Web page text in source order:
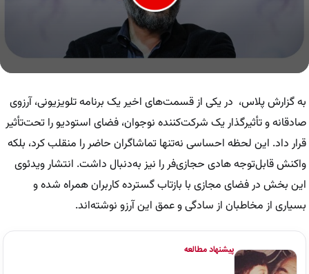
of
29
seconds
به گزارش پلاس، در یکی از قسمت‌های اخیر یک برنامه تلویزیونی، آرزوی
صادقانه و تأثیرگذار یک شرکت‌کننده نوجوان، فضای استودیو را تحت‌تأثیر
قرار داد. این لحظه احساسی نه‌تنها تماشاگران حاضر را منقلب کرد، بلکه
واکنش قابل‌توجه هادی حجازی‌فر را نیز به‌دنبال داشت. انتشار ویدئوی
این بخش در فضای مجازی با بازتاب گسترده کاربران همراه شده و
بسیاری از مخاطبان از سادگی و عمق این آرزو نوشته‌اند.
پیشنهاد مطالعه